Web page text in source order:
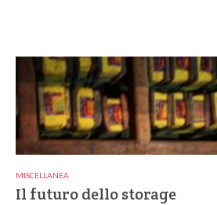
MISCELLANEA
Il futuro dello storage